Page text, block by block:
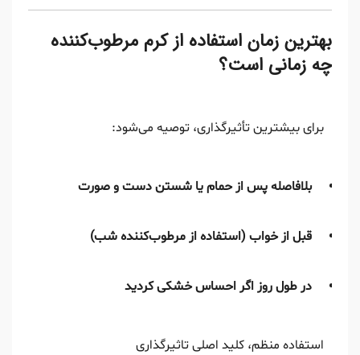
بهترین زمان استفاده از کرم مرطوب‌کننده
چه زمانی است؟
برای بیشترین تأثیرگذاری، توصیه می‌شود:
بلافاصله پس از حمام یا شستن دست و صورت
قبل از خواب (استفاده از مرطوب‌کننده شب)
در طول روز اگر احساس خشکی کردید
استفاده منظم، کلید اصلی تاثیرگذاری